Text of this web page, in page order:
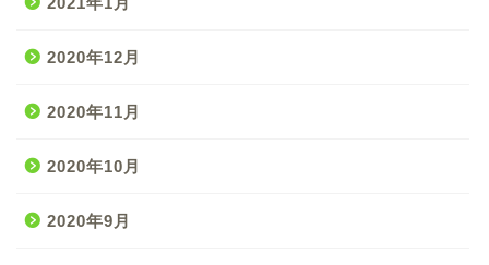
2020年12月
2020年11月
2020年10月
2020年9月